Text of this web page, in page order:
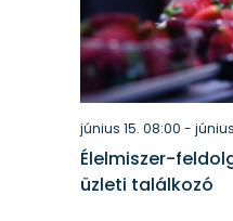
Élelmiszer-
üzleti találkozó
június 15. 08:00 -